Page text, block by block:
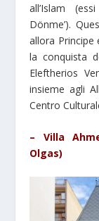
all’Islam
Dönme’).
allora Principe
la conquista
Eleftherios
insieme agli
Centro
– Villa
Olgas)